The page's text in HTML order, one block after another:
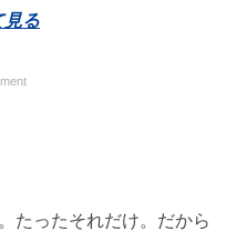
見る
たったそれだけ。だから